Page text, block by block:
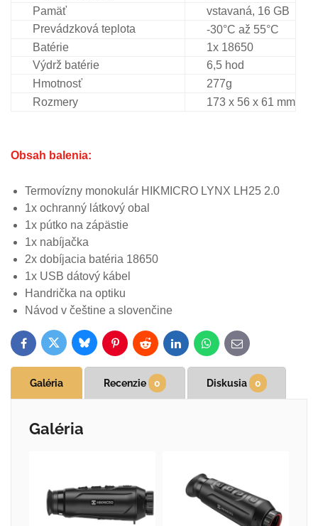
Pamäť
vstavaná, 16 GB
Prevádzková teplota
-30°C až 55°C
Batérie
1x 18650
Výdrž batérie
6,5 hod
Hmotnosť
277g
Rozmery
173 x 56 x 61 mm
Obsah balenia:
Termovízny monokulár HIKMICRO LYNX LH25 2.0
1x ochranný látkový obal
1x pútko na zápästie
1x nabíjačka
2x dobíjacia batéria 18650
1x USB dátový kábel
Handrička na optiku
Návod v češtine a slovenčine
FacebookTwitterBlueskyPinterestReddit LinkedInWhatsApp
E-
mail
Galéria Recenzie 0 Diskusia 0
Galéria